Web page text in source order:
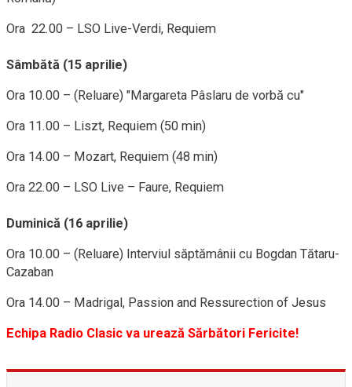
Ora 22.00 – LSO Live-Verdi, Requiem
Sâmbătă (15 aprilie)
Ora 10.00 – (Reluare) "Margareta Pâslaru de vorbă cu"
Ora 11.00 – Liszt, Requiem (50 min)
Ora 14.00 – Mozart, Requiem (48 min)
Ora 22.00 – LSO Live – Faure, Requiem
Duminică (16 aprilie)
Ora 10.00 – (Reluare) Interviul săptămânii cu Bogdan Tătaru-
Cazaban
Ora 14.00 – Madrigal, Passion and Ressurection of Jesus
Echipa Radio Clasic va urează Sărbători Fericite!